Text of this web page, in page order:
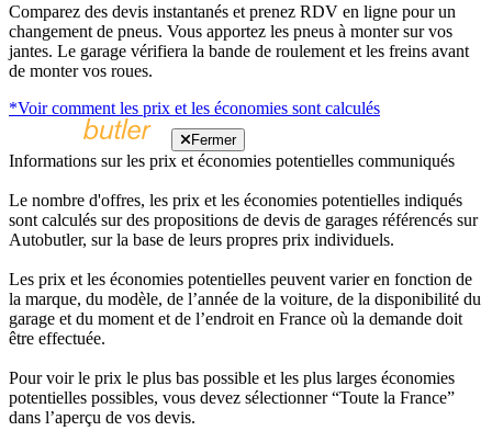
Comparez des devis instantanés et prenez RDV en ligne pour un
changement de pneus. Vous apportez les pneus à monter sur vos
jantes. Le garage vérifiera la bande de roulement et les freins avant
de monter vos roues.
*Voir comment les prix et les économies sont calculés
Fermer
Informations sur les prix et économies potentielles communiqués
Le nombre d'offres, les prix et les économies potentielles indiqués
sont calculés sur des propositions de devis de garages référencés sur
Autobutler, sur la base de leurs propres prix individuels.
Les prix et les économies potentielles peuvent varier en fonction de
la marque, du modèle, de l’année de la voiture, de la disponibilité du
garage et du moment et de l’endroit en France où la demande doit
être effectuée.
Pour voir le prix le plus bas possible et les plus larges économies
potentielles possibles, vous devez sélectionner “Toute la France”
dans l’aperçu de vos devis.